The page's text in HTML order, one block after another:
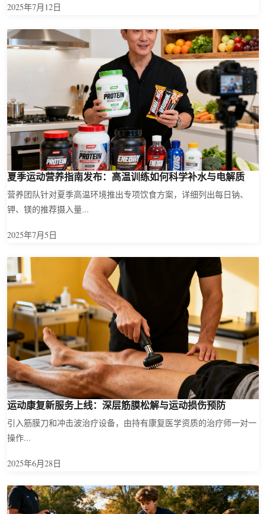
2025年7月12日
夏季运动营养指南发布：高温训练如何科学补水与电解质
营养团队针对夏季高温环境推出专项饮食方案，详细列出每日钠、
钾、镁的推荐摄入量...
2025年7月5日
运动康复新服务上线：深层筋膜松解与运动损伤预防
引入筋膜刀和冲击波治疗设备，由持有康复医学资质的治疗师一对一
操作...
2025年6月28日